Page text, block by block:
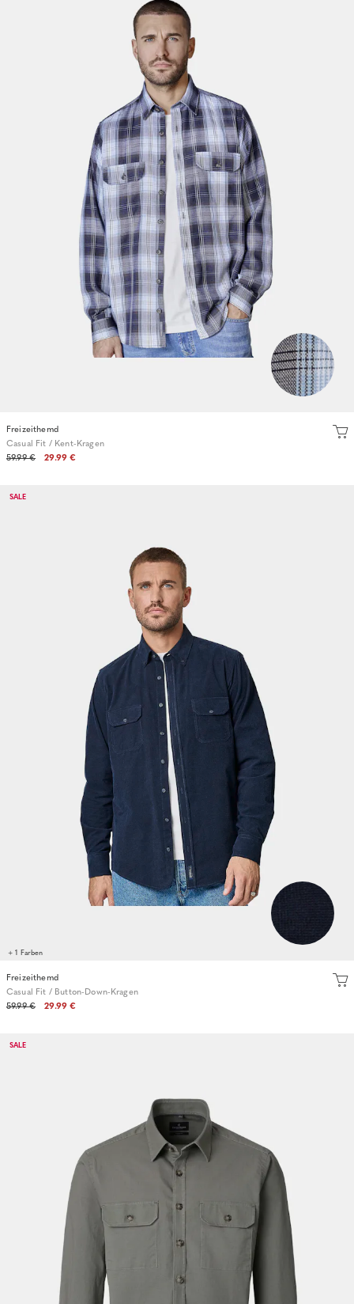
Freizeithemd
Casual Fit / Kent-Kragen
59.99 €
29.99 €
SALE
+ 1 Farben
Freizeithemd
Casual Fit / Button-Down-Kragen
59.99 €
29.99 €
SALE